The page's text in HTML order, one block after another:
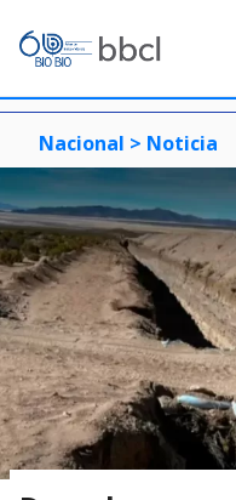
Nacional > Noticia